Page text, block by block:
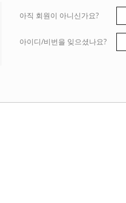
아직 회원이 아니신가요?
아이디/비번을 잊으셨나요?